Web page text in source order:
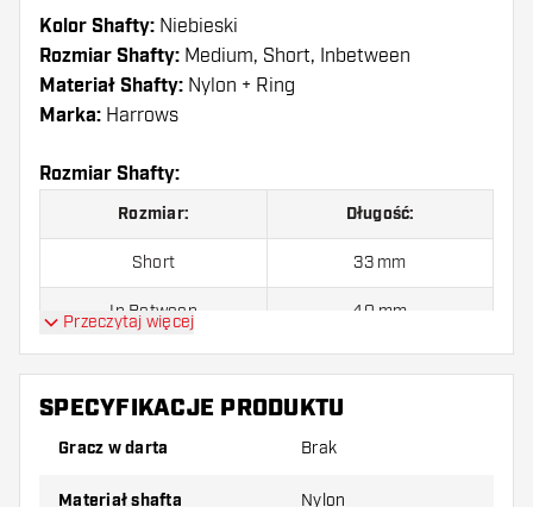
Kolor Shafty: Niebieski
Rozmiar Shafty: Medium, Short, Inbetween
Materiał Shafty: Nylon + Ring
Marka: Harrows
Rozmiar Shafty:
Rozmiar: Długość:
Short 33 mm
In Between 40 mm
Medium 47 mm
Shafty są sprzedawane jako zestaw (3 shafty
Przeczytaj więcej
SPECYFIKACJE PRODUKTU
Gracz w darta Brak
Materiał shafta Nylon